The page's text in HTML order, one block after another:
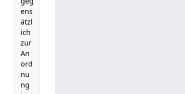
ens
ätzl
ich
zur
An
ord
nu
ng